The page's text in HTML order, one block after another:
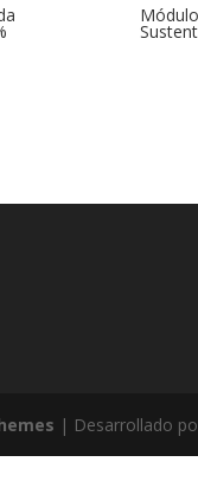
| Desarrollado